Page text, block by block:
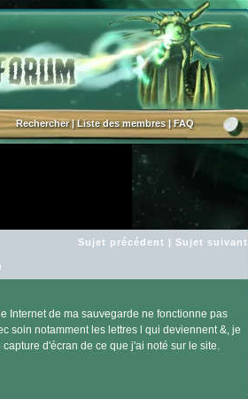
Rechercher|Liste des membres|FAQ
Sujet précédent | Sujet suivant
Internet de ma sauvegarde ne fonctionne pas
soin notamment les lettres l qui deviennent &, je
d'écran de ce que j'ai noté sur le site.